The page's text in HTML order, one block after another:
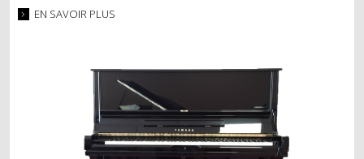
EN SAVOIR PLUS